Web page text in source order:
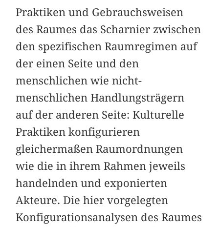
Praktiken und Gebrauchsweisen
des Raumes das Scharnier zwischen
den spezifischen Raumregimen auf
der einen Seite und den
menschlichen wie nicht-
menschlichen Handlungsträgern
auf der anderen Seite: Kulturelle
Praktiken konfigurieren
gleichermaßen Raumordnungen
wie die in ihrem Rahmen jeweils
handelnden und exponierten
Akteure. Die hier vorgelegten
Konfigurationsanalysen des Raumes